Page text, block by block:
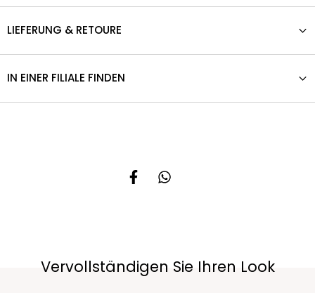
LIEFERUNG & RETOURE
IN EINER FILIALE FINDEN
Vervollständigen Sie Ihren Look